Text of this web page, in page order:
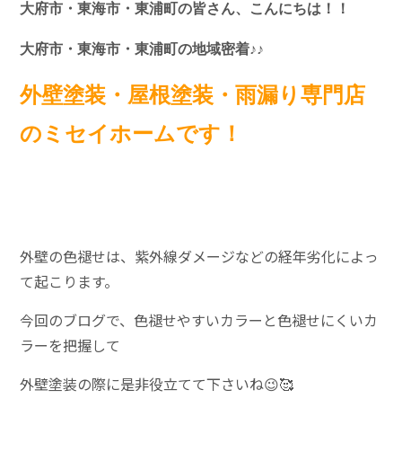
大府市・東海市・東浦町の皆さん、こんにちは！！
大府市・東海市・東浦町の地域密着♪♪
外壁塗装・屋根塗装・雨漏り専門店
のミセイホームです！
外壁の色褪せは、紫外線ダメージなどの経年劣化によっ
て起こります。
今回のブログで、色褪せやすいカラーと色褪せにくいカ
ラーを把握して
外壁塗装の際に是非役立てて下さいね😉🥰